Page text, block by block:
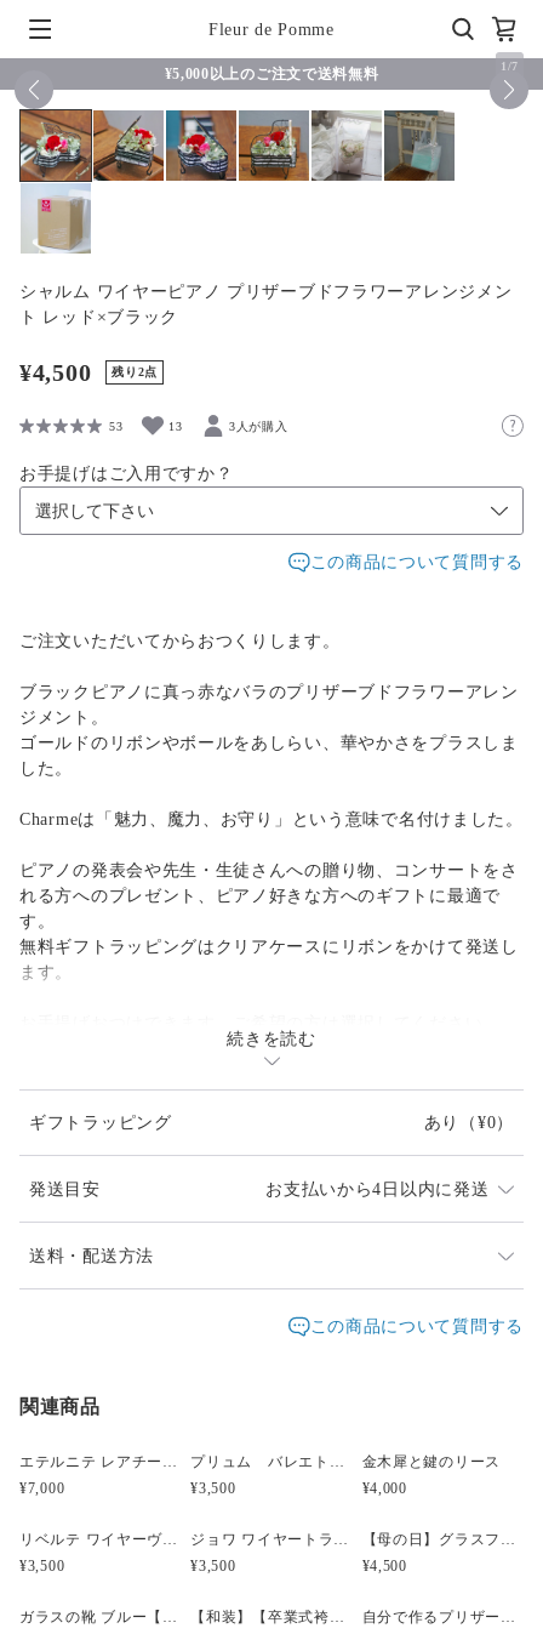
Fleur de Pomme
¥5,000以上のご注文で送料無料 1 /7
シャルム ワイヤーピアノ プリザーブドフラワーアレンジメン
ト レッド×ブラック
¥4,500 残り2点
53 13 3人が購入
お手提げはご入用ですか？
この商品について質問する
ご注文いただいてからおつくりします。
ブラックピアノに真っ赤なバラのプリザーブドフラワーアレン
ジメント。
ゴールドのリボンやボールをあしらい、華やかさをプラスしま
した。
Charmeは「魅力、魔力、お守り」という意味で名付けました。
ピアノの発表会や先生・生徒さんへの贈り物、コンサートをさ
れる方へのプレゼント、ピアノ好きな方へのギフトに最適で
す。
無料ギフトラッピングはクリアケースにリボンをかけて発送し
ます。
（ピアノ商品限定、音符リボンつきです。）
す。
flower: バラ（プリザーブド）
葉っぱはアーティフィシャルです。
size: ピアノ 12×9×15.5cm(屋根の開け具合による)
お色違いのオフホワイトがございます。
続きを読む
ギフトラッピング あり （¥0）
発送目安 お支払いから4日以内に発送
他店でも販売しているため、入れ違いで品切れとなって
時間差で完売になってしまいましたらどうぞご容赦くだ
ご記入ください。（ヤマト指定時間）
指定なし・午前中（8時～12時）・14時～16時・16時～
送料・配送方法
宅急便（ヤマト）
¥5,000以上のご注文で送料無料
この商品について質問する
関連商品
エテルニテ レアチーズケーキ風プリザーブドアレンジメント
¥7,000
プリュム バレエトゥシューズ プリザーブドフラワーアレンジメント
¥3,500
金木犀と鍵のリース
¥4,000
リベルテ ワイヤーヴァイオリンプリザーブドフラワーアレンジメント ブルー
¥3,500
ジョワ ワイヤートランペット プリザーブドフラワーアレンジメント イエロー
¥3,500
【母の日】グラスフラワーアレンジメント ピンク
¥4,500
ガラスの靴 ブルー【結婚祝い・誕生日・記念日】
【和装】【卒業式袴】桜の髪飾りセット
自分で作るプリザーブドボックスフラワーアレンジメントキット ピンク